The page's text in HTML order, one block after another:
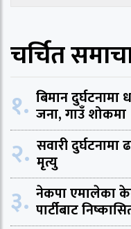
चर्चित
१. बिमान
जना, गाउँ शोकमा
२. सवारी
मृत्यु
३. नेकपा एमालेका
पार्टीबाट